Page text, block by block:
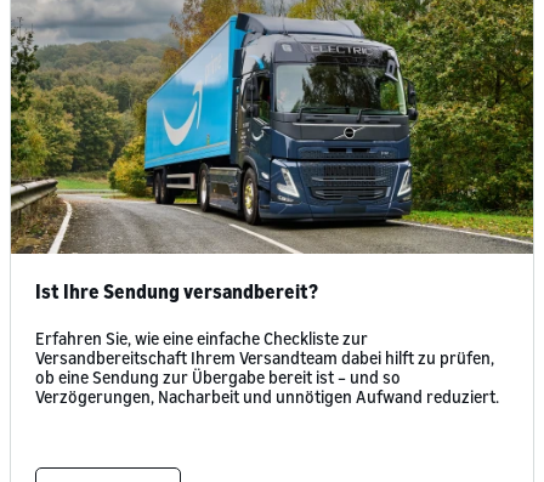
Ist Ihre Sendung versandbereit?
Erfahren Sie, wie eine einfache Checkliste zur
Versandbereitschaft Ihrem Versandteam dabei hilft zu prüfen,
ob eine Sendung zur Übergabe bereit ist – und so
Verzögerungen, Nacharbeit und unnötigen Aufwand reduziert.